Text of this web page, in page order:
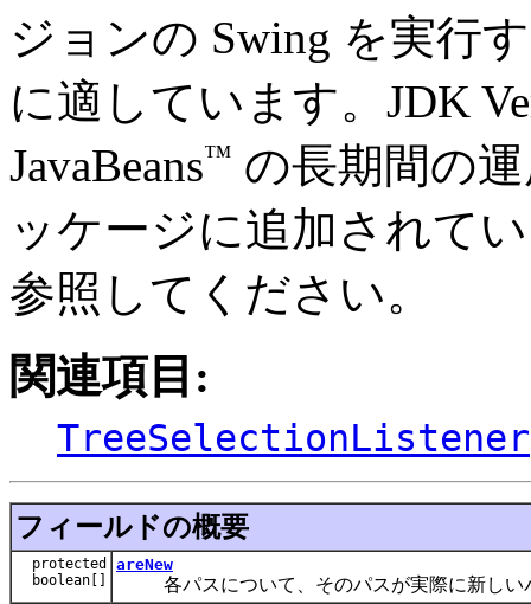
ジョンの Swing を実行
に適しています。JDK
JavaBeans™ の長期間の
ッケージに追加されて
参照してください。
関連項目:
TreeSelectionListener
フィールドの概要
protected
boolean[]
areNew
各パスについて、そのパスが実際に新しい